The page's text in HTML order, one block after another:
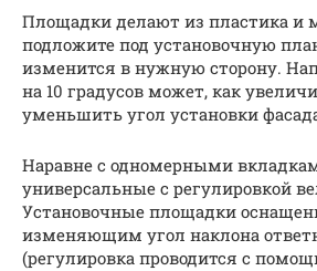
Площадки делают из пластика и
подложите под установочную
изменится в нужную сторону.
на 10 градусов может, как
уменьшить угол установки
Наравне с одномерными
универсальные с регулировкой
Установочные площадки
изменяющим угол наклона
(регулировка проводится с